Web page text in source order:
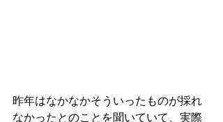
昨年はなかなかそういったものが採れ
なかったとのことを聞いていて、実際